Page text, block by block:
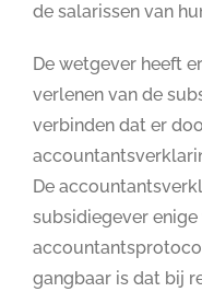
de salarissen van
De wetgever heeft
verlenen van de
verbinden dat er
De
subsidiegever
gangbaar is dat bij